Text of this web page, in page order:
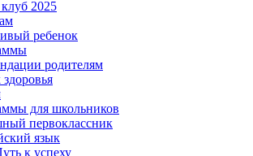
2025
ребенок
родителям
для школьников
первоклассник
язык
к успеху